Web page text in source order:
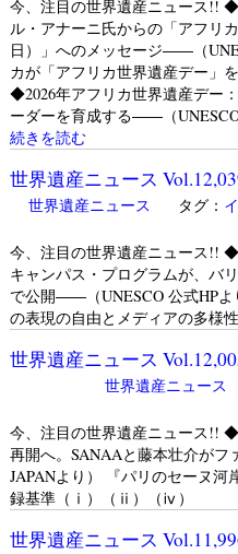
今、注目の世界遺産ニュース!!
ル・アナーニ氏からの「アフリ
日）」へのメッセージ――（
カが「アフリカ世界遺産デー」
◆2026年アフリカ世界遺産デー
ーダーを育成する――（
続きを読む
世界遺産ニュース
世界遺産ニュース タグ：
今、注目の世界遺産ニュース!!
キャンパス・プログラムが、バ
で公開――（UNESCO 公式HP
の表現の自由とメディアの多様
世界遺産ニュース
世界遺産ニュース
今、注目の世界遺産ニュース!!
再開へ。SANAAと藤本壮介が
JAPANより） 『パリのセーヌ
録基準（ⅰ）（ⅱ）（ⅳ）
世界遺産ニュース